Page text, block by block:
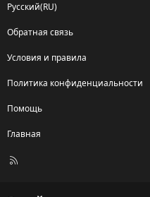
Русский(RU)
Обратная связь
Условия и правила
Политика конфиденциальности
Помощь
Главная
R